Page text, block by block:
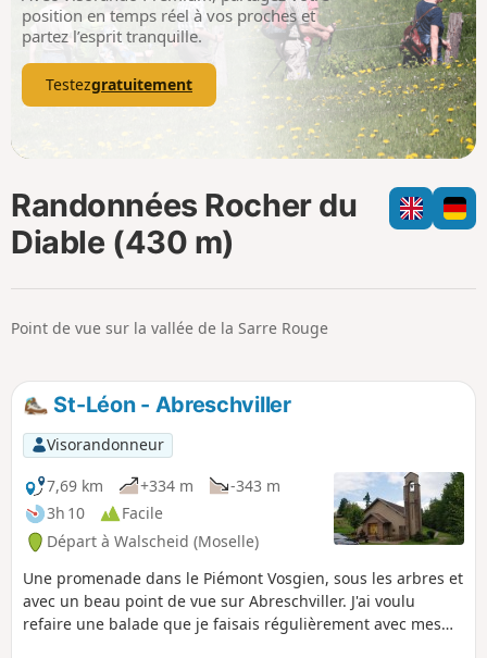
p
position en temps réel à vos proches et
partez l’esprit tranquille.
Testezgratuitement
Randonnées Rocher du
Diable (430 m)
Point de vue sur la vallée de la Sarre Rouge
St-Léon - Abreschviller
Visorandonneur
7,69 km
+334 m
-343 m
3h 10
Facile
Départ à Walscheid (Moselle)
Une promenade dans le Piémont Vosgien, sous les arbres et
avec un beau point de vue sur Abreschviller. J'ai voulu
refaire une balade que je faisais régulièrement avec mes